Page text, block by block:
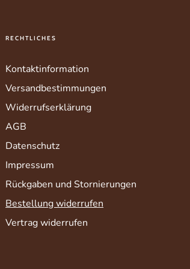
unserer
Oder bevorzugen Sie
RECHTLICHES
Kontaktinformation
Versandbestimmungen
Widerrufserklärung
AGB
Datenschutz
Impressum
Rückgaben und Stornierungen
Bestellung widerrufen
Vertrag widerrufen